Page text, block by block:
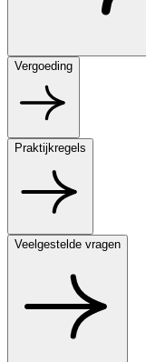
Vergoeding
Praktijkregels
Veelgestelde vragen